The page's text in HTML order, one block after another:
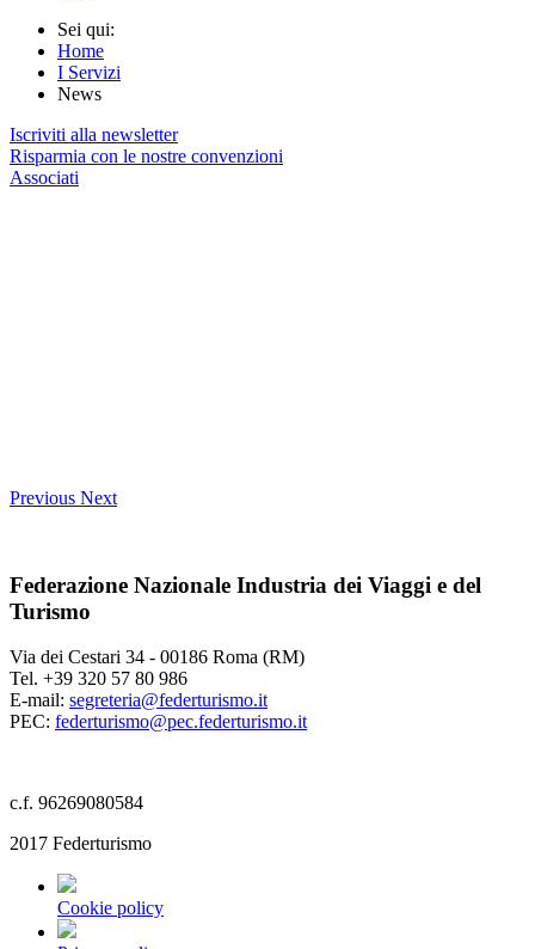
Sei qui:
Home
I Servizi
News
Iscriviti alla newsletter
Risparmia con le nostre convenzioni
Associati
Previous Next
Federazione Nazionale Industria dei Viaggi e del
Turismo
Via dei Cestari 34 - 00186 Roma (RM)
Tel. +39 320 57 80 986
E-mail: segreteria@federturismo.it
PEC: federturismo@pec.federturismo.it
c.f. 96269080584
2017 Federturismo
Cookie policy